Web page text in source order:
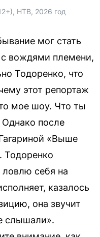
НТВ, 2026 год
мог стать
с вождями племени,
Тодоренко, что
этот репортаж
мое шоу. Что ты
после
«Выше
Тодоренко
себя на
казалось
она звучит
слышали».